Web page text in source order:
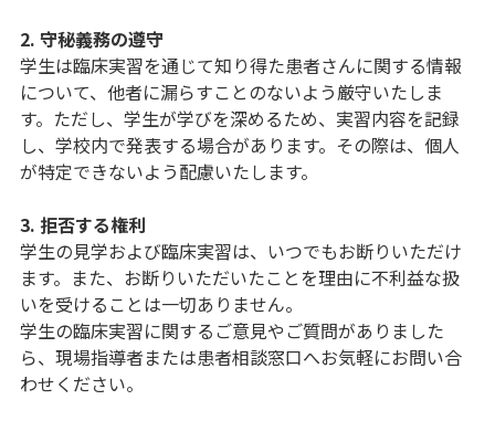
2. 守秘義務の遵守
学生は臨床実習を通じて知り得た患者さんに関する情報
について、他者に漏らすことのないよう厳守いたしま
す。ただし、学生が学びを深めるため、実習内容を記録
し、学校内で発表する場合があります。その際は、個人
が特定できないよう配慮いたします。
3. 拒否する権利
学生の見学および臨床実習は、いつでもお断りいただけ
ます。また、お断りいただいたことを理由に不利益な扱
いを受けることは一切ありません。
学生の臨床実習に関するご意見やご質問がありました
ら、現場指導者または患者相談窓口へお気軽にお問い合
わせください。